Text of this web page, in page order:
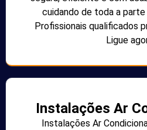
cuidando de toda a
Profissionais qualificados
Ligue
Instalações Ar
Instalações Ar